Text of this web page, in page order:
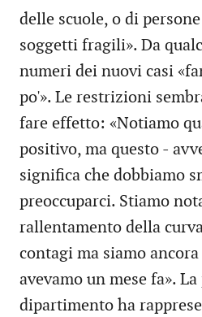
delle scuole, o di
soggetti fragili». Da
numeri dei nuovi casi
po'». Le restrizioni
fare effetto: «Notiamo
positivo, ma questo -
significa che dobbiamo
preoccuparci. Stiamo
rallentamento della
contagi ma siamo
avevamo un mese fa».
dipartimento ha